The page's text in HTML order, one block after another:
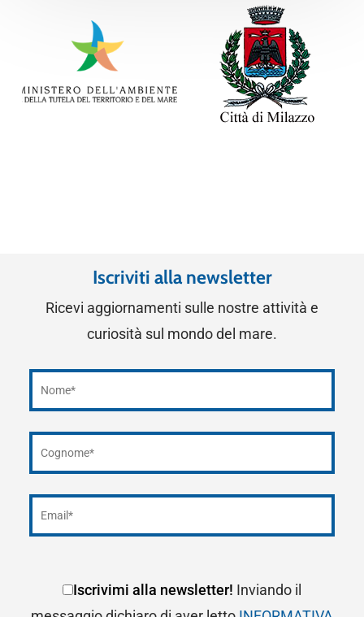
Iscriviti alla newsletter
Ricevi aggiornamenti sulle nostre attività e
curiosità sul mondo del mare.
Iscrivimi alla newsletter! Inviando il